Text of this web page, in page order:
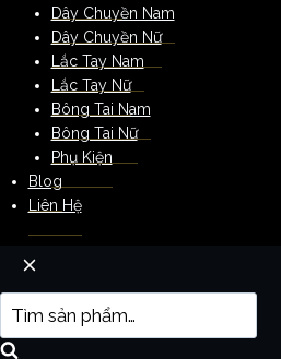
Dây Chuyền Nam
Dây Chuyền Nữ
Lắc Tay Nam
Lắc Tay Nữ
Bông Tai Nam
Bông Tai Nữ
Phụ Kiện
Blog
Liên Hệ